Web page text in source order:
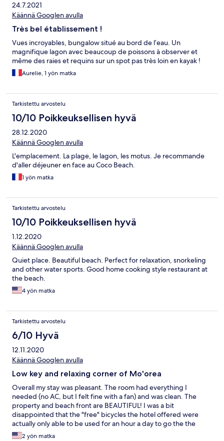
24.7.2021
Käännä Googlen avulla
Très bel établissement !
Vues incroyables, bungalow situé au bord de l’eau. Un
magnifique lagon avec beaucoup de poissons à observer et
même des raies et requins sur un spot pas très loin en kayak !
Aurelie, 1 yön matka
Tarkistettu arvostelu
10/10 Poikkeuksellisen hyvä
28.12.2020
Käännä Googlen avulla
L'emplacement. La plage, le lagon, les motus. Je recommande
d'aller déjeuner en face au Coco Beach.
1 yön matka
Tarkistettu arvostelu
10/10 Poikkeuksellisen hyvä
1.12.2020
Käännä Googlen avulla
Quiet place. Beautiful beach. Perfect for relaxation, snorkeling
and other water sports. Good home cooking style restaurant at
the beach.
4 yön matka
Tarkistettu arvostelu
6/10 Hyvä
12.11.2020
Käännä Googlen avulla
Low key and relaxing corner of Mo'orea
Overall my stay was pleasant. The room had everything I
needed (no AC, but I felt fine with a fan) and was clean. The
property and beach front are BEAUTIFUL! I was a bit
disappointed that the "free" bicycles the hotel offered were
actually only able to be used for an hour a day to go the the
market and back, not to explore the island.
2 yön matka